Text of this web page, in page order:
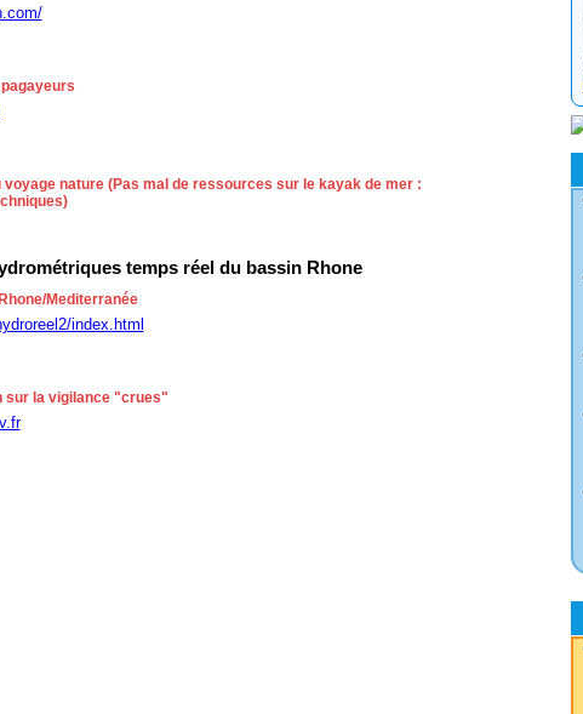
voyage nature (Pas mal de ressources sur le kayak de mer :
temps réel du bassin Rhone
Mediterranée
index.html
sur la vigilance "crues"